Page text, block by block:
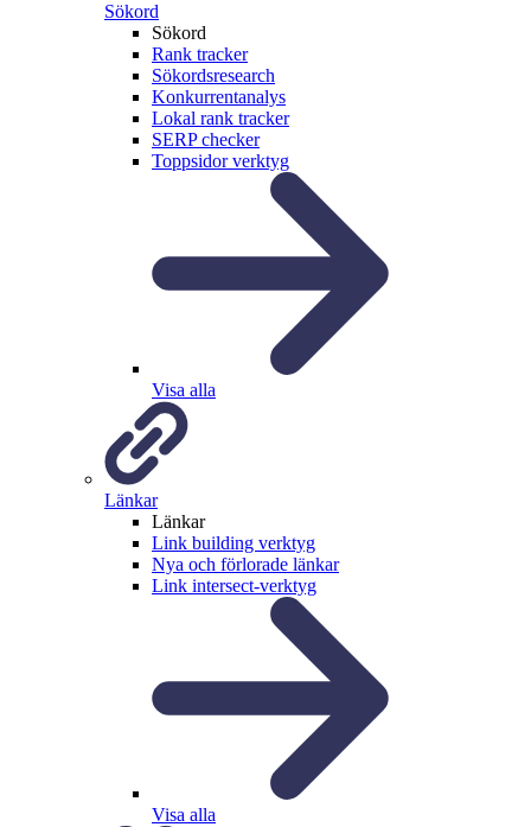
Sökord
Sökord
Rank tracker
Sökordsresearch
Konkurrentanalys
Lokal rank tracker
SERP checker
Toppsidor verktyg
Visa alla
Länkar
Länkar
Link building verktyg
Nya och förlorade länkar
Link intersect-verktyg
Visa alla